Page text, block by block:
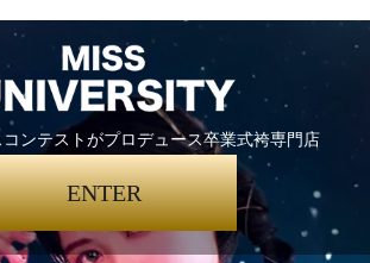
ンテストがプロデュース卒業式袴専門店
ENTER